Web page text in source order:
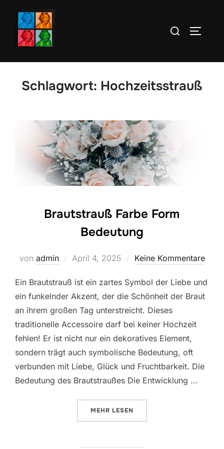
Inhalt
springen
Suchen
Schlagwort: Hochzeitsstrauß
Brautstrauß Farbe Form
Bedeutung
von admin
Veröffentlicht
April 4, 2025 Keine Kommentare
Ein Brautstrauß ist ein zartes Symbol der Liebe und
ein funkelnder Akzent, der die Schönheit der Braut
an ihrem großen Tag unterstreicht. Dieses
traditionelle Accessoire darf bei keiner Hochzeit
fehlen! Er ist nicht nur ein dekoratives Element,
sondern trägt auch symbolische Bedeutung, oft
verbunden mit Liebe, Glück und Fruchtbarkeit. Die
Bedeutung des Brautstraußes Die Entwicklung …
MEHR ÜBER „BRAUTSTRAUSS FARBE
LESEN